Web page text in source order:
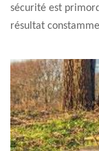
sécurité est
résultat